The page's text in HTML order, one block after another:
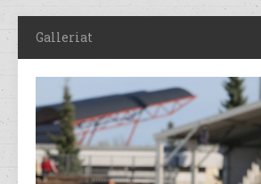
Galleriat